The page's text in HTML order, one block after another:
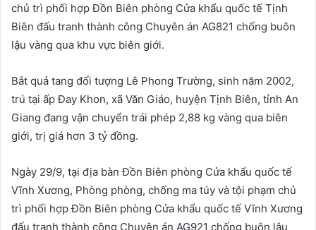
chủ trì phối hợp Đồn Biên phòng Cửa khẩu quốc tế Tịnh
Biên đấu tranh thành công Chuyên án AG821 chống buôn
lậu vàng qua khu vực biên giới.
Bắt quả tang đối tượng Lê Phong Trường, sinh năm 2002,
trú tại ấp Đay Khon, xã Văn Giáo, huyện Tịnh Biên, tỉnh An
Giang đang vận chuyển trái phép 2,88 kg vàng qua biên
giới, trị giá hơn 3 tỷ đồng.
Ngày 29/9, tại địa bàn Đồn Biên phòng Cửa khẩu quốc tế
Vĩnh Xương, Phòng phòng, chống ma túy và tội phạm chủ
trì phối hợp Đồn Biên phòng Cửa khẩu quốc tế Vĩnh Xương
đấu tranh thành công Chuyên án AG921 chống buôn lậu